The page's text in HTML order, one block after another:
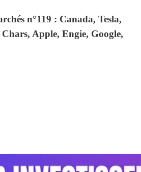
n°119 : Canada, Tesla,
Apple, Engie, Google,